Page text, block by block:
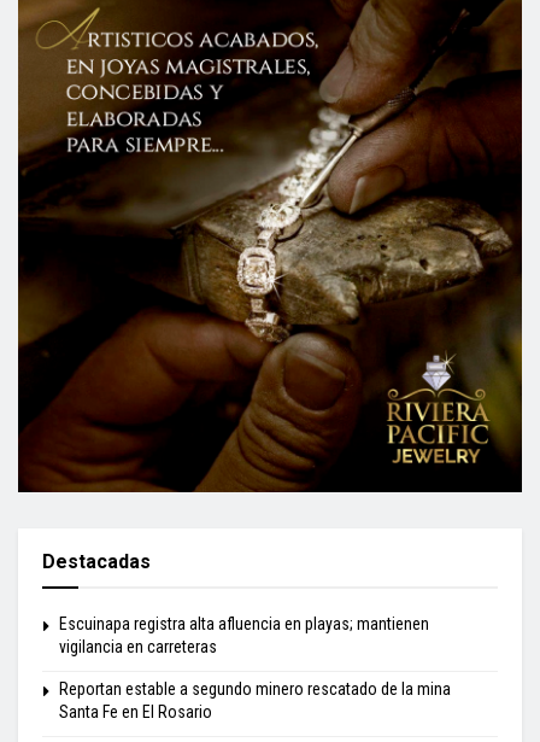
Destacadas
Escuinapa registra alta afluencia en playas; mantienen
vigilancia en carreteras
Reportan estable a segundo minero rescatado de la mina
Santa Fe en El Rosario